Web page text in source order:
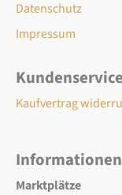
Datenschutz
Impressum
Kundenservice
Kaufvertrag
Informationen
Marktplätze